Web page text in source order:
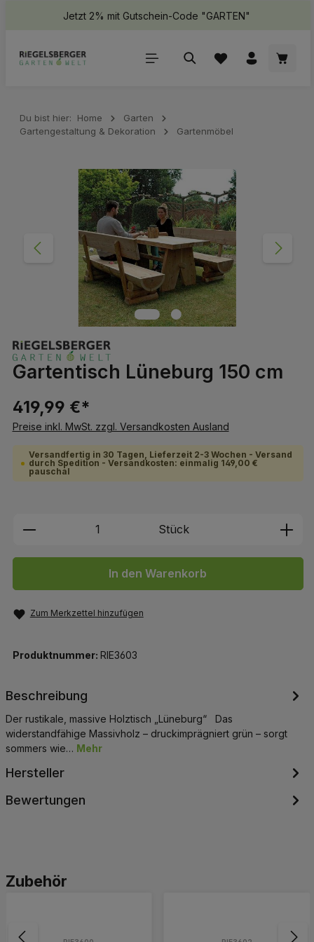
springenJetzt 2% mit Gutschein-Code "GARTEN"
Du bist hier: Home
Garten
Gartengestaltung & Dekoration
Gartenmöbel
Bildergalerie überspringen
Gartentisch Lüneburg 150 cm
419,99 €*
Preise inkl. MwSt. zzgl. Versandkosten Ausland
Versandfertig in 30 Tagen, Lieferzeit 2-3 Wochen - Versand
durch Spedition - Versandkosten: einmalig 149,00 €
pauschal
Produkt Anzahl: Gib den
Stück
In den Warenkorb
Zum Merkzettel hinzufügen
Produktnummer: RIE3603
Beschreibung
Der rustikale, massive Holztisch „Lüneburg“ Das
widerstandfähige Massivholz – druckimprägniert grün – sorgt
sommers wie… Mehr
Hersteller
Bewertungen
Produktgalerie überspringen
Zubehör